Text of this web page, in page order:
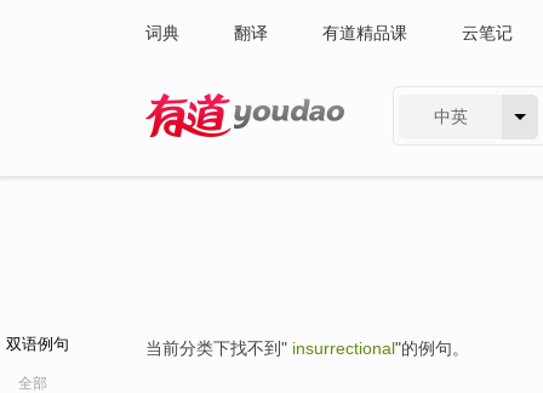
词典 翻译 有道精品课 云笔记
中英
双语例句
全部
当前分类下找不到" insurrectional"的例句。